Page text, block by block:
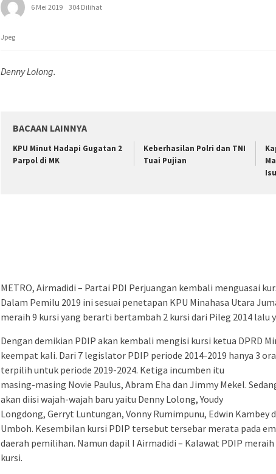
6 Mei 2019 304 Dilihat
Jpeg
Denny Lolong.
BACAAN LAINNYA
KPU Minut Hadapi Gugatan 2
Parpol di MK
Keberhasilan Polri dan TNI
Tuai Pujian
METRO, Airmadidi – Partai PDI Perjuangan kembali menguasai
Dalam Pemilu 2019 ini sesuai penetapan KPU Minahasa Utara
meraih 9 kursi yang berarti bertambah 2 kursi dari Pileg 2014 lalu
Dengan demikian PDIP akan kembali mengisi kursi ketua DPRD
keempat kali. Dari 7 legislator PDIP periode 2014-2019 hanya 3
terpilih untuk periode 2019-2024. Ketiga incumben itu
masing-masing Novie Paulus, Abram Eha dan Jimmy Mekel.
akan diisi wajah-wajah baru yaitu Denny Lolong, Youdy
Longdong, Gerryt Luntungan, Vonny Rumimpunu, Edwin Kambey
Umboh. Kesembilan kursi PDIP tersebut tersebar merata pada
daerah pemilihan. Namun dapil I Airmadidi – Kalawat PDIP meraih
kursi.